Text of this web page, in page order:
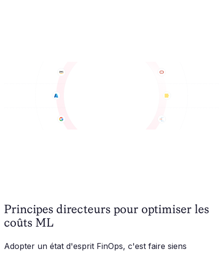
Principes directeurs pour optimiser les
coûts ML
Adopter un état d'esprit FinOps, c'est faire siens